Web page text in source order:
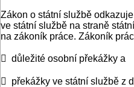
Zákon o státní službě
ve státní službě na straně
na zákoník práce. Zákoník
 důležité osobní překážky a
 překážky ve státní službě z